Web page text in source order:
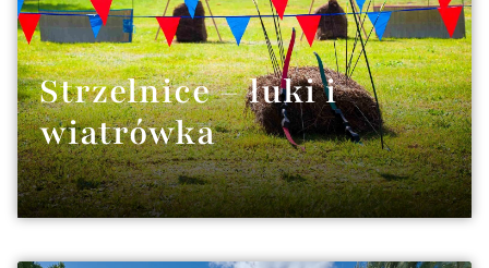
Strzelnice – łuki i
wiatrówka